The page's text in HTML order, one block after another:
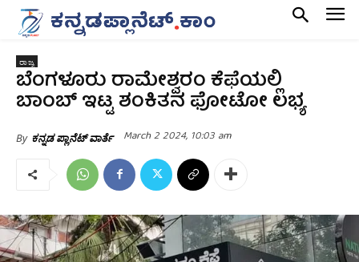
ರಾಜ್ಯ
ಬೆಂಗಳೂರು ರಾಮೇಶ್ವರಂ ಕೆಫೆಯಲ್ಲಿ
ಬಾಂಬ್ ಇಟ್ಟ ಶಂಕಿತನ ಫೋಟೋ ‌ಲಭ್ಯ
By ಕನ್ನಡ ಪ್ಲಾನೆಟ್ ವಾರ್ತೆ March 2 2024, 10:03 am